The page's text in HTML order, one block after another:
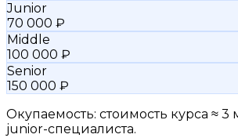
Junior
70 000 ₽
Middle
100 000 ₽
Senior
150 000 ₽
Окупаемость: стоимость курса ≈ 3
junior-специалиста.